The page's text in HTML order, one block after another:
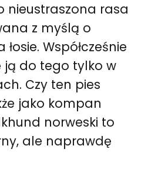
nieustraszona rasa
z myślą o
Współcześnie
ją do tego tylko w
Czy ten pies
jako kompan
norweski to
ale naprawdę